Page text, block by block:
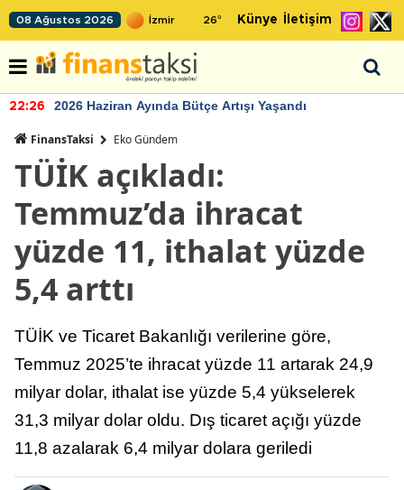
08 Ağustos 2026 26° Künye İletişim
22:26 2026 Haziran Ayında Bütçe Artışı Yaşandı
FinansTaksi Eko Gündem
TÜİK açıkladı:
Temmuz’da ihracat
yüzde 11, ithalat yüzde
5,4 arttı
TÜİK ve Ticaret Bakanlığı verilerine göre,
Temmuz 2025’te ihracat yüzde 11 artarak 24,9
milyar dolar, ithalat ise yüzde 5,4 yükselerek
31,3 milyar dolar oldu. Dış ticaret açığı yüzde
11,8 azalarak 6,4 milyar dolara geriledi